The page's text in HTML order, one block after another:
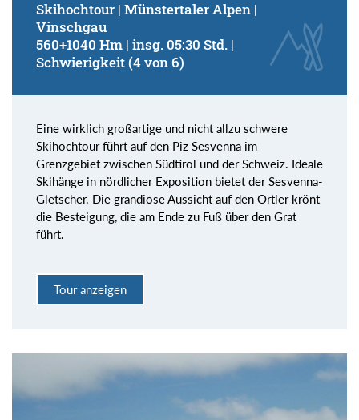
Skihochtour | Münstertaler Alpen |
Vinschgau
560+1040 Hm | insg. 05:30 Std. |
Schwierigkeit (4 von 6)
Eine wirklich großartige und nicht allzu schwere
Skihochtour führt auf den Piz Sesvenna im
Grenzgebiet zwischen Südtirol und der Schweiz. Ideale
Skihänge in nördlicher Exposition bietet der Sesvenna-
Gletscher. Die grandiose Aussicht auf den Ortler krönt
die Besteigung, die am Ende zu Fuß über den Grat
führt.
Tour anzeigen